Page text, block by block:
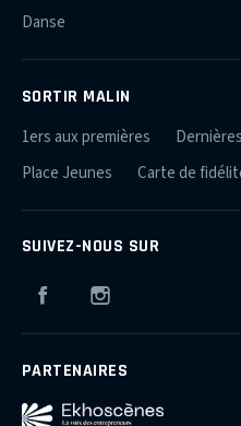
Danse
SORTIR MALIN
1ers aux premières
Place Jeunes
Carte de
SUIVEZ-NOUS SUR
Facebook
PARTENAIRES